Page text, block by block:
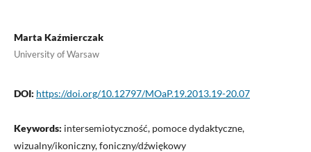
Marta Kaźmierczak
University of Warsaw
DOI: https://doi.org/10.12797/MOaP.19.2013.19-20.07
Keywords: intersemiotyczność, pomoce dydaktyczne,
wizualny/ikoniczny, foniczny/dźwiękowy